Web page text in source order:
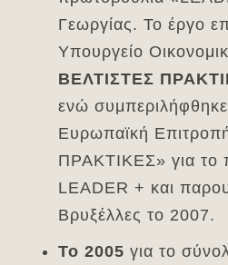
Γεωργίας. Το έργο
Υπουργείο
ΒΕΛΤΙΣΤΕΣ
ενώ
Ευρωπαϊκή
ΠΡΑΚΤΙΚΕΣ» για το
LEADER + και
Βρυξέλλες το 2007.
Το 2005 για το